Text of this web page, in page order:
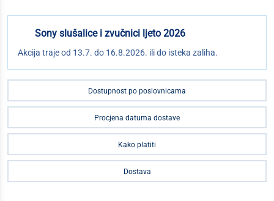
Sony slušalice i zvučnici ljeto 2026
Akcija traje od 13.7. do 16.8.2026. ili do isteka zaliha.
Dostupnost po poslovnicama
Procjena datuma dostave
Kako platiti
Dostava